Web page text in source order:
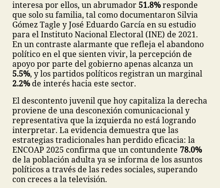
interesa por ellos, un abrumador 51.8%responde
que solo su familia, tal como documentaron Silvia
Gómez Tagle y José Eduardo García en su estudio
para el Instituto Nacional Electoral (INE) de 2021.
En un contraste alarmante que refleja el abandono
político en el que sienten vivir, la percepción de
apoyo por parte del gobierno apenas alcanza un
5.5%, y los partidos políticos registran un marginal
2.2%de interés hacia este sector.
El descontento juvenil que hoy capitaliza la derecha
proviene de una desconexión comunicacional y
representativa que la izquierda no está logrando
interpretar. La evidencia demuestra que las
estrategias tradicionales han perdido eficacia: la
ENCOAP 2025 confirma que un contundente 78.0%
de la población adulta ya se informa de los asuntos
políticos a través de las redes sociales, superando
con creces a la televisión.